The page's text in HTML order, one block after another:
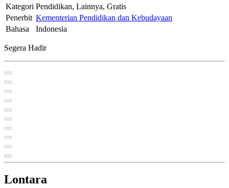
Kategori Pendidikan, Lainnya, Gratis
Penerbit Kementerian Pendidikan dan Kebudayaan
Bahasa
Indonesia
Segera Hadir
Lontara